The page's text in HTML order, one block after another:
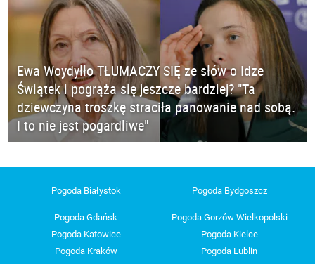
Ewa Woydyłło TŁUMACZY SIĘ ze słów o Idze
Świątek i pogrąża się jeszcze bardziej? "Ta
dziewczyna troszkę straciła panowanie nad sobą.
I to nie jest pogardliwe"
Pogoda Białystok Pogoda Bydgoszcz
Pogoda Gdańsk
Pogoda Gorzów Wielkopolski
Pogoda Katowice
Pogoda Kielce
Pogoda Kraków
Pogoda Lublin